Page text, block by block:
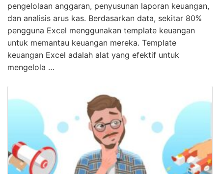
pengelolaan anggaran, penyusunan laporan keuangan,
dan analisis arus kas. Berdasarkan data, sekitar 80%
pengguna Excel menggunakan template keuangan
untuk memantau keuangan mereka. Template
keuangan Excel adalah alat yang efektif untuk
mengelola …